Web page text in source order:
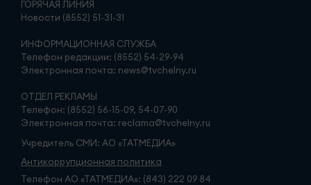
ГОРЯЧАЯ ЛИНИЯ
Новости (8552) 51-31-31
ИНФОРМАЦИОННАЯ СЛУЖБА
Телефон редакции: (8552) 54-29-94
Электронная почта: news@tvchelny.ru
ОТДЕЛ РЕКЛАМЫ
Телефон: (8552) 56-15-09, 54-07-90
Электронная почта: reclama@tvchelny.ru
Учредитель СМИ: АО «ТАТМЕДИА»
Антикоррупционная политика
Телефон АО «ТАТМЕДИА»: (843) 222 09 84